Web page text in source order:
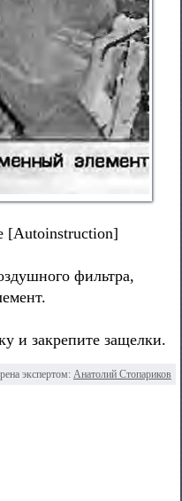
[Autoinstruction]
фильтра,
и закрепите защелки.
экспертом: Анатолий Стопариков